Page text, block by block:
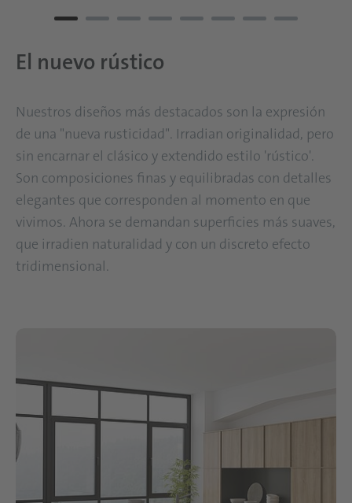
El nuevo rústico
Nuestros diseños más destacados son la expresión
de una "nueva rusticidad". Irradian originalidad, pero
sin encarnar el clásico y extendido estilo 'rústico'.
Son composiciones finas y equilibradas con detalles
elegantes que corresponden al momento en que
vivimos. Ahora se demandan superficies más suaves,
que irradien naturalidad y con un discreto efecto
tridimensional.